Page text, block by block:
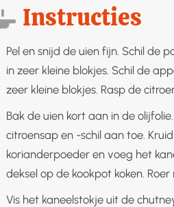
Instructies
▢Pel en snijd de uien fijn. Schil de
in zeer kleine blokjes. Schil de
zeer kleine blokjes. Rasp de
▢Bak de uien kort aan in de
citroensap en -schil aan toe.
korianderpoeder en voeg het
deksel op de kookpot koken. Roer
▢Vis het kaneelstokje uit de